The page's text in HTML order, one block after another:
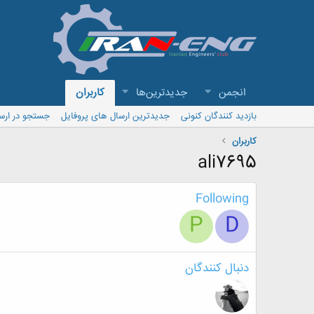
انجمن جدیدترین‌ها کاربران
بازدید کنندگان کنونی جدیدترین ارسال های پروفایل
جستجو در
کاربران
ali7695
Following
D
P
دنبال کنندگان